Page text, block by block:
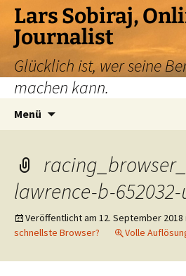
Zum
Inhalt
springen
Lars Sobiraj,
Journalist
Glücklich ist, wer seine
machen kann.
Menü
lawrence-b-
Veröffentlicht am 12. September 2018
schnellste Browser?
Volle